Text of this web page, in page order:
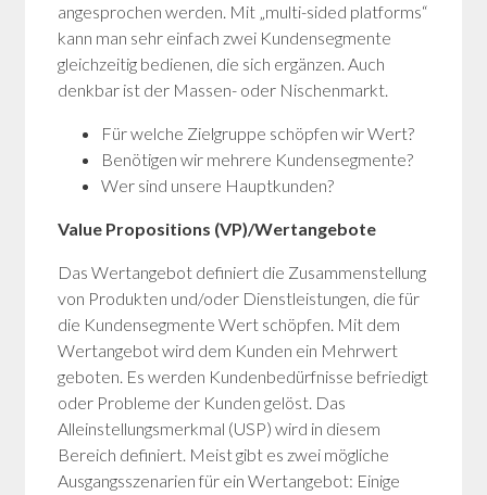
angesprochen werden. Mit „multi-sided platforms“
kann man sehr einfach zwei Kundensegmente
gleichzeitig bedienen, die sich ergänzen. Auch
denkbar ist der Massen- oder Nischenmarkt.
Für welche Zielgruppe schöpfen wir Wert?
Benötigen wir mehrere Kundensegmente?
Wer sind unsere Hauptkunden?
Value Propositions (VP)/Wertangebote
Das Wertangebot definiert die Zusammenstellung
von Produkten und/oder Dienstleistungen, die für
die Kundensegmente Wert schöpfen. Mit dem
Wertangebot wird dem Kunden ein Mehrwert
geboten. Es werden Kundenbedürfnisse befriedigt
oder Probleme der Kunden gelöst. Das
Alleinstellungsmerkmal (USP) wird in diesem
Bereich definiert. Meist gibt es zwei mögliche
Ausgangsszenarien für ein Wertangebot: Einige